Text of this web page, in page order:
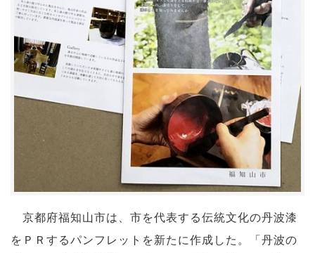
京都府福知山市は、市を代表する伝統文化の丹波漆
をＰＲするパンフレットを新たに作成した。「丹波の